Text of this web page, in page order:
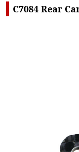
C7084 Rear